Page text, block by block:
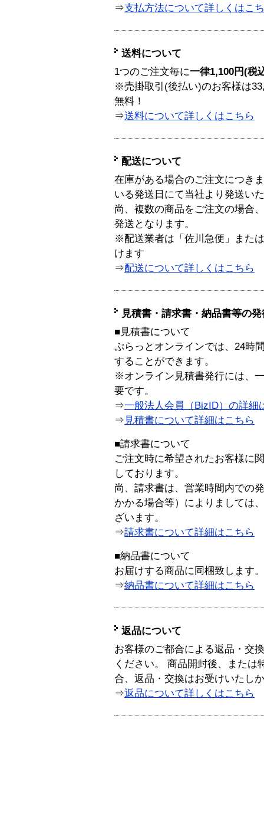
⇒支払方法について詳しくはこ
送料について
1つのご注文毎に一律1,100円(税
※売掛取引(後払い)のお客様は
無料！
⇒送料について詳しくはこちら
配送について
在庫がある場合のご注文につき
いる発送日にて当社より発送い
尚、複数の商品をご注文の場合
発送となります。
※配送業者は「佐川急便」また
けます
⇒配送について詳しくはこちら
見積書・請求書・納品書等の
■見積書について
ぷらっとオンラインでは、24時
することができます。
※オンライン見積書発行には、
要です。
⇒一般法人会員（BizID）の詳細
⇒ 見積書について詳細はこちら
■請求書について
ご注文時に希望されたお客様に
しております。
尚、請求書は、営業時間内での
かかる場合等）によりましては
ざいます。
⇒請求書について詳細はこちら
■納品書について
お届けする商品に同梱致します。
⇒納品書について詳細はこちら
返品について
お客様のご都合による返品・交
ください。 商品開封後、または
合、返品・交換はお受けいたし
⇒返品について詳しくはこちら